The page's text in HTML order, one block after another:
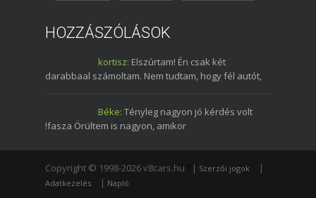
HOZZÁSZÓLÁSOK
kortisz: Elszúrtam! Én csak két
darabbaal számoltam. Nem tudtam, hogy fél autót,
Béke: Tényleg nagyon jó kérdés volt
!fasza Örültem is nagyon, amikor
Copyright © 1998-2026 v8cars.hu | Szerzői jogok |
Adatkezelés | Napló